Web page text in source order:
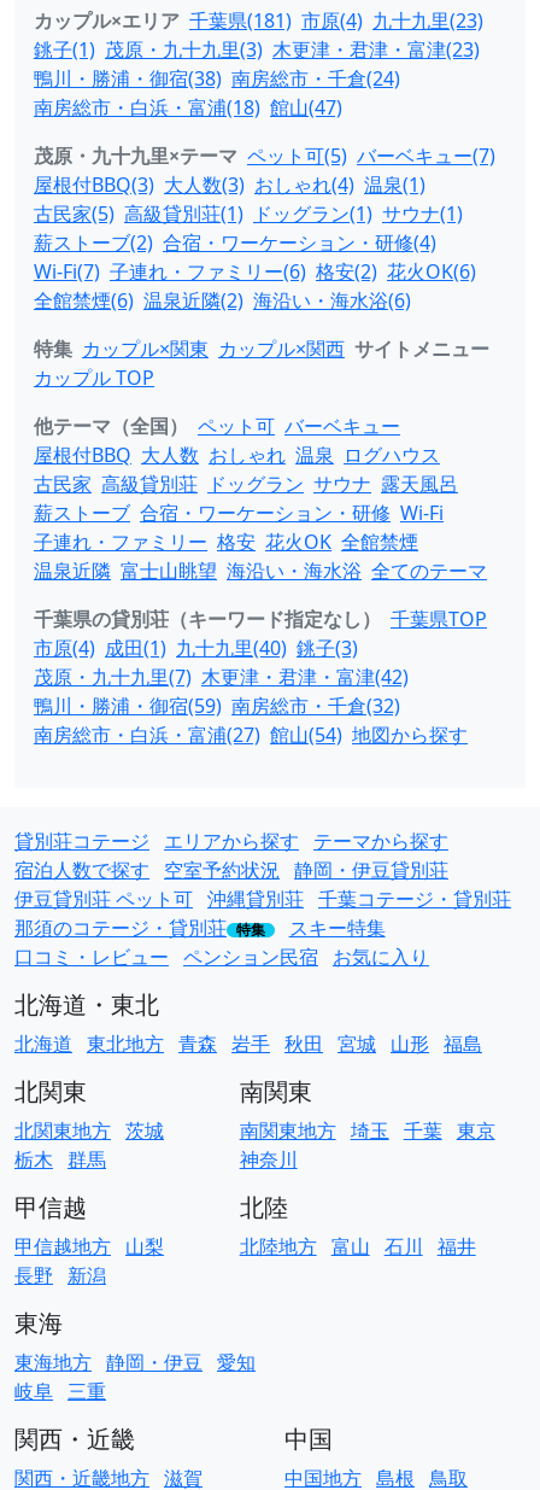
カップル×エリア 千葉県(181) 市原(4) 九十九里(23)
銚子(1) 茂原・九十九里(3) 木更津・君津・富津(23)
鴨川・勝浦・御宿(38) 南房総市・千倉(24)
南房総市・白浜・富浦(18) 館山(47)
茂原・九十九里×テーマ ペット可(5) バーベキュー(7)
屋根付BBQ(3) 大人数(3) おしゃれ(4) 温泉(1)
古民家(5) 高級貸別荘(1) ドッグラン(1) サウナ(1)
薪ストーブ(2) 合宿・ワーケーション・研修(4)
Wi-Fi(7) 子連れ・ファミリー(6) 格安(2) 花火OK(6)
全館禁煙(6) 温泉近隣(2) 海沿い・海水浴(6)
特集 カップル×関東 カップル×関西 サイトメニュー
カップル TOP
他テーマ（全国）
ペット可 バーベキュー
屋根付BBQ 大人数 おしゃれ 温泉 ログハウス
古民家 高級貸別荘 ドッグラン サウナ 露天風呂
薪ストーブ 合宿・ワーケーション・研修 Wi-Fi
子連れ・ファミリー 格安 花火OK 全館禁煙
温泉近隣 富士山眺望 海沿い・海水浴 全てのテーマ
千葉県の貸別荘（キーワード指定なし）
千葉県TOP
市原(4) 成田(1) 九十九里(40) 銚子(3)
茂原・九十九里(7) 木更津・君津・富津(42)
鴨川・勝浦・御宿(59) 南房総市・千倉(32)
南房総市・白浜・富浦(27) 館山(54) 地図から探す
貸別荘コテージ エリアから探す
テーマから探す
宿泊人数で探す
空室予約状況 静岡・伊豆貸別荘
伊豆貸別荘 ペット可 沖縄貸別荘 千葉コテージ・貸別荘
那須のコテージ・貸別荘 特集
スキー特集
口コミ・レビュー ペンション民宿 お気に入り
北海道・東北
北海道 東北地方 青森 岩手 秋田 宮城 山形 福島
北関東
北関東地方 茨城
栃木 群馬
南関東
南関東地方 埼玉 千葉 東京
神奈川
甲信越
甲信越地方 山梨
長野
新潟
北陸
北陸地方 富山 石川 福井
東海
東海地方 静岡・伊豆 愛知
岐阜 三重
関西・近畿
関西・近畿地方 滋賀
中国
中国地方 島根 鳥取